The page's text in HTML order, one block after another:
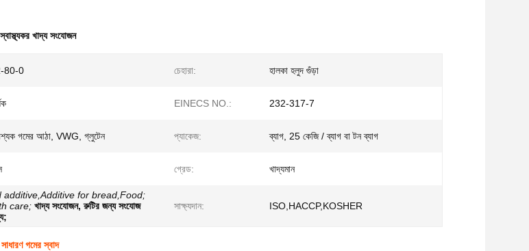
স্বাস্থ্যকর খাদ্য সংযোজন
80-0 চেহারা: হালকা হলুদ গুঁড়া
EINECS NO.: 232-317-7
গমের আঠা, VWG, গ্লুটেন প্যাকেজ: ব্যাগ, 25 কেজি / ব্যাগ বা টন ব্যাগ
গ্রেড: খাদ্যমান
additive,Additive for bread,Food;
care; খাদ্য সংযোজন, রুটির জন্য সংযোজ
সাক্ষ্যদান: ISO,HACCP,KOSHER
গমের স্বাদ